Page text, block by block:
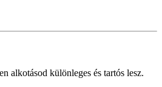
alkotásod különleges és tartós lesz.